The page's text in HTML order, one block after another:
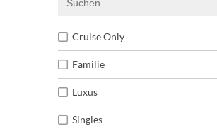
Cruise Only
Familie
Luxus
Singles